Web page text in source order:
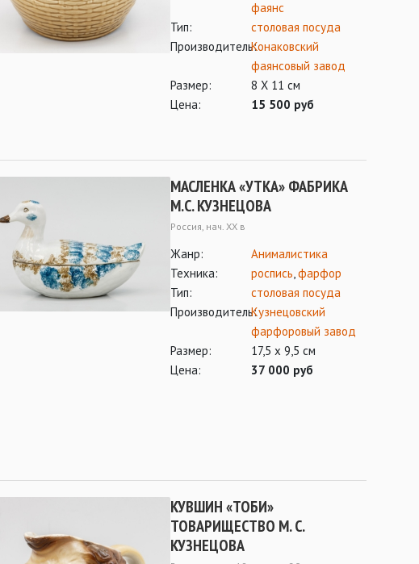
фаянс
Тип:
столовая посуда
Производитель:Конаковский
фаянсовый завод
Размер:
8 Х 11 см
Цена:
15 500 руб
МАСЛЕНКА «УТКА» ФАБРИКА
М.С. КУЗНЕЦОВА
Россия, нач. XX в
Жанр:
Анималистика
Техника:
роспись фарфор
Тип:
столовая посуда
Производитель:Кузнецовский
фарфоровый завод
Размер:
17,5 х 9,5 см
Цена:
37 000 руб
КУВШИН «ТОБИ»
ТОВАРИЩЕСТВО М. С.
КУЗНЕЦОВА